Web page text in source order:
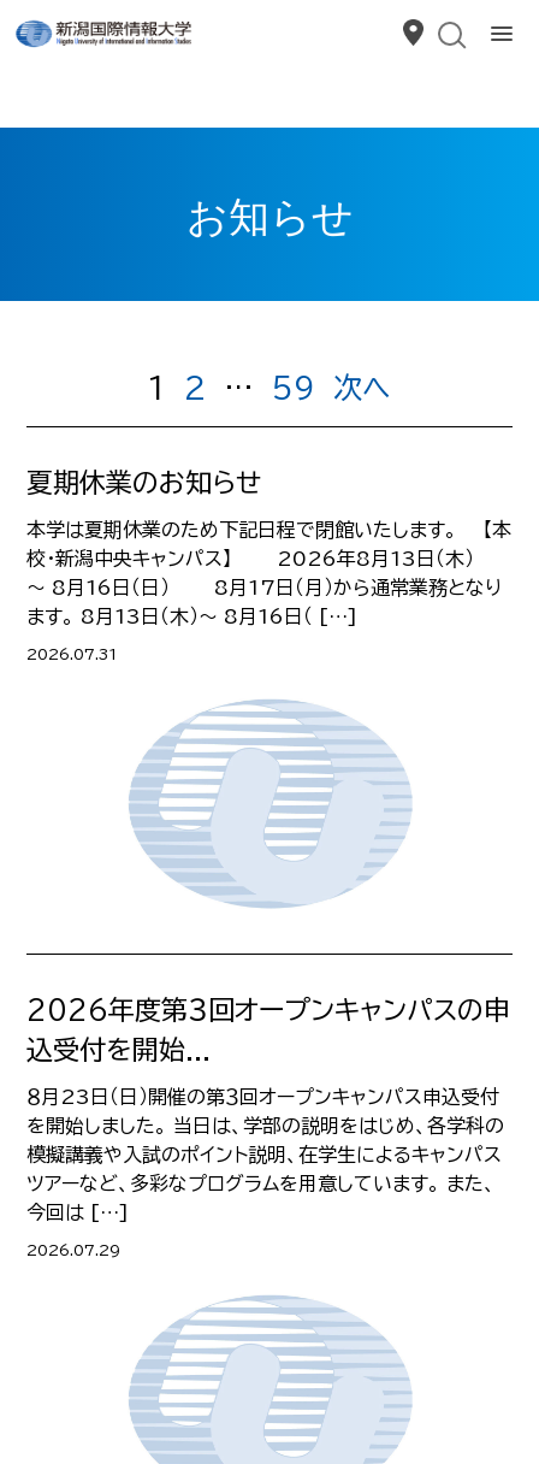
お知らせ
1 2 … 59 次へ
夏期休業のお知らせ
本学は夏期休業のため下記日程で閉館いたします。 【本
校・新潟中央キャンパス】 2026年8月13日（木）
～ 8月16日（日） 8月17日（月）から通常業務となり
ます。 8月13日（木）～ 8月16日（ […]
2026.07.31
2026年度第３回オープンキャンパスの申
込受付を開始...
８月23日（日）開催の第３回オープンキャンパス申込受付
を開始しました。 当日は、学部の説明をはじめ、各学科の
模擬講義や入試のポイント説明、在学生によるキャンパス
ツアーなど、多彩なプログラムを用意しています。 また、
今回は […]
2026.07.29